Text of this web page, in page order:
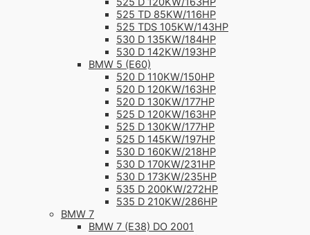
525 TD 85KW/116HP
525 TDS 105KW/143HP
530 D 135KW/184HP
530 D 142KW/193HP
BMW 5 (E60)
520 D 110KW/150HP
520 D 120KW/163HP
520 D 130KW/177HP
525 D 120KW/163HP
525 D 130KW/177HP
525 D 145KW/197HP
530 D 160KW/218HP
530 D 170KW/231HP
530 D 173KW/235HP
535 D 200KW/272HP
535 D 210KW/286HP
BMW 7
BMW 7 (E38) DO 2001